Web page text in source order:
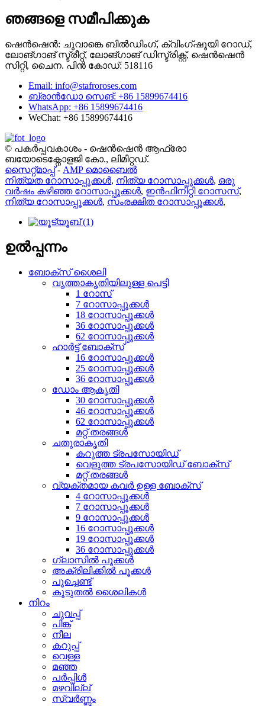
ഞങ്ങളെ സമീപിക്കുക
ഷെൻഷെൻ: ചുവാങ്കെ ബിൽഡിംഗ്, ക്വിംഗ്‌ഷൂയി റോഡ്,
ലോങ്‌ഗാങ് സ്ട്രീറ്റ്, ലോങ്‌ഗാങ് ഡിസ്ട്രിക്റ്റ്, ഷെൻഷെൻ
സിറ്റി, ചൈന. പിൻ കോഡ്: 518116
Email: info@stafroroses.com
ബ്രാൻഡോ സെങ്: +86 15899674416
WhatsApp: +86 15899674416
WeChat: +86 15899674416
© പകർപ്പവകാശം - ഷെൻഷെൻ ആഫ്രോ
ബയോടെക്നോളജി കോ., ലിമിറ്റഡ്.
സൈറ്റ്മാപ്പ്- AMP മൊബൈൽ
നിത്യത റോസാപ്പൂക്കൾ, നിത്യ റോസാപ്പൂക്കൾ, ഒരു
വർഷം കഴിഞ്ഞ റോസാപ്പൂക്കൾ, ഇൻഫിനിറ്റി റോസസ്,
നിത്യ റോസാപ്പൂക്കൾ, സംരക്ഷിത റോസാപ്പൂക്കൾ,
ഉൽപ്പന്നം
ബോക്സ് ശൈലി
വൃത്താകൃതിയിലുള്ള പെട്ടി
1 റോസ്
7 റോസാപ്പൂക്കൾ
18 റോസാപ്പൂക്കൾ
36 റോസാപ്പൂക്കൾ
62 റോസാപ്പൂക്കൾ
ഹാർട്ട് ബോക്സ്
16 റോസാപ്പൂക്കൾ
25 റോസാപ്പൂക്കൾ
36 റോസാപ്പൂക്കൾ
ഡോം ആകൃതി
30 റോസാപ്പൂക്കൾ
46 റോസാപ്പൂക്കൾ
62 റോസാപ്പൂക്കൾ
മറ്റ് തരങ്ങൾ
ചതുരാകൃതി
കറുത്ത ട്രപസോയിഡ്
വെളുത്ത ട്രപസോയിഡ് ബോക്സ്
മറ്റ് തരങ്ങൾ
വ്യക്തമായ കവർ ഉള്ള ബോക്സ്
4 റോസാപ്പൂക്കൾ
7 റോസാപ്പൂക്കൾ
9 റോസാപ്പൂക്കൾ
16 റോസാപ്പൂക്കൾ
19 റോസാപ്പൂക്കൾ
36 റോസാപ്പൂക്കൾ
ഗ്ലാസിൽ പൂക്കൾ
അക്രിലിക്കിൽ പൂക്കൾ
പൂച്ചെണ്ട്
കൂടുതൽ ശൈലികൾ
നിറം
ചുവപ്പ്
പിങ്ക്
നീല
കറുപ്പ്
വെള്ള
മഞ്ഞ
പർപ്പിൾ
മഴവില്ല്
സ്വർണ്ണം